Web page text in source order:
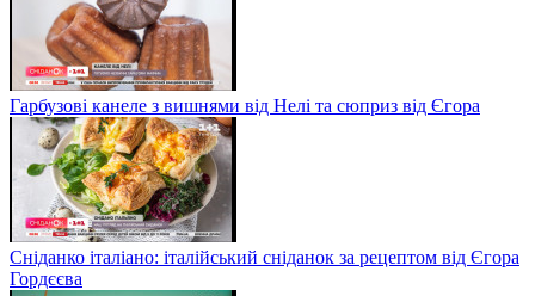
Гарбузові канеле з вишнями від Нелі та сюприз від Єгора
Сніданко італіано: італійський сніданок за рецептом від Єгора
Гордєєва